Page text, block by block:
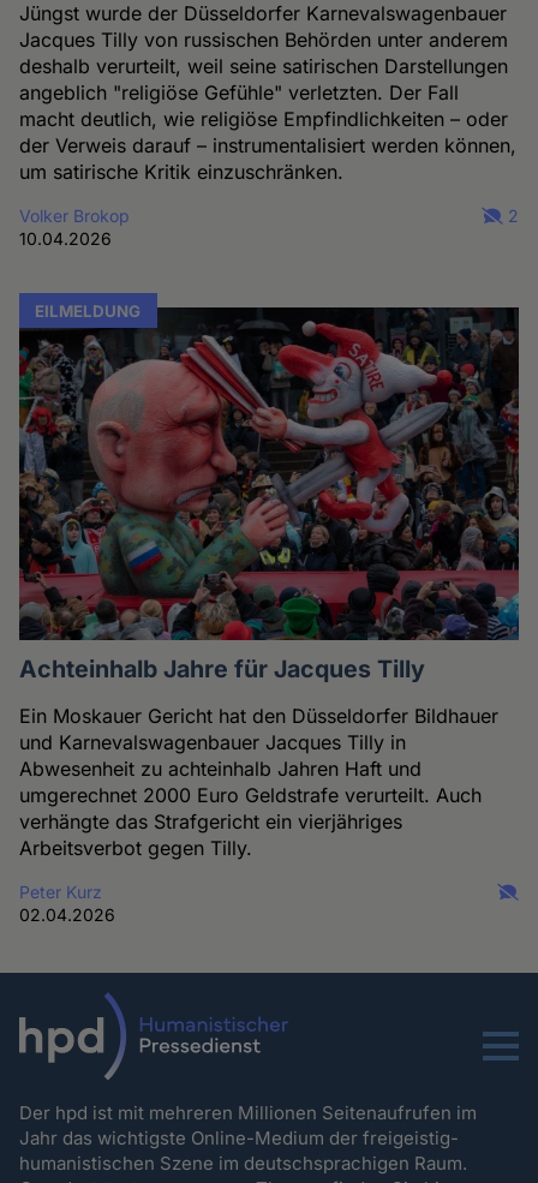
Jüngst wurde der Düsseldorfer Karnevalswagenbauer
Jacques Tilly von russischen Behörden unter anderem
deshalb verurteilt, weil seine satirischen Darstellungen
angeblich "religiöse Gefühle" verletzten. Der Fall
macht deutlich, wie religiöse Empfindlichkeiten – oder
der Verweis darauf – instrumentalisiert werden können,
um satirische Kritik einzuschränken.
Volker Brokop
10.04.2026
2
EILMELDUNG
Achteinhalb Jahre für Jacques Tilly
Ein Moskauer Gericht hat den Düsseldorfer Bildhauer
und Karnevalswagenbauer Jacques Tilly in
Abwesenheit zu achteinhalb Jahren Haft und
umgerechnet 2000 Euro Geldstrafe verurteilt. Auch
verhängte das Strafgericht ein vierjähriges
Arbeitsverbot gegen Tilly.
Peter Kurz
02.04.2026
Menu
Der hpd ist mit mehreren Millionen Seitenaufrufen im
Jahr das wichtigste Online-Medium der freigeistig-
humanistischen Szene im deutschsprachigen Raum.